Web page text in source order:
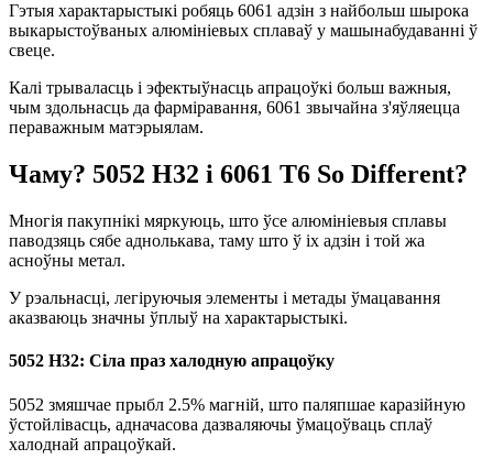
Гэтыя характарыстыкі робяць 6061 адзін з найбольш шырока
выкарыстоўваных алюмініевых сплаваў у машынабудаванні ў
свеце.
Калі трываласць і эфектыўнасць апрацоўкі больш важныя,
чым здольнасць да фарміравання, 6061 звычайна з'яўляецца
пераважным матэрыялам.
Чаму? 5052 H32 і 6061 T6 So Different?
Многія пакупнікі мяркуюць, што ўсе алюмініевыя сплавы
паводзяць сябе аднолькава, таму што ў іх адзін і той жа
асноўны метал.
У рэальнасці, легіруючыя элементы і метады ўмацавання
аказваюць значны ўплыў на характарыстыкі.
5052 H32: Сіла праз халодную апрацоўку
5052 змяшчае прыбл 2.5% магній, што паляпшае каразійную
ўстойлівасць, адначасова дазваляючы ўмацоўваць сплаў
халоднай апрацоўкай.